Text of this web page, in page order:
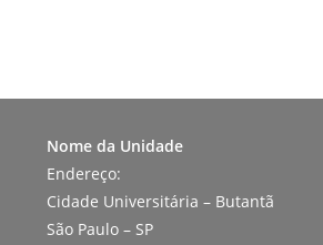
Nome da Unidade
Endereço:
Cidade Universitária – Butantã
São Paulo – SP